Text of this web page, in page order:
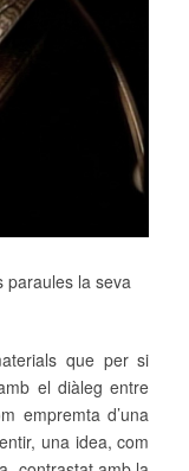
paraules la seva
que per si
el diàleg entre
empremta d’una
una idea, com